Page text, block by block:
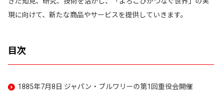
現に向けて、新たな商品やサービスを提供していきます。
目次
1885年7月8日 ジャパン・ブルワリーの第1回重役会開催